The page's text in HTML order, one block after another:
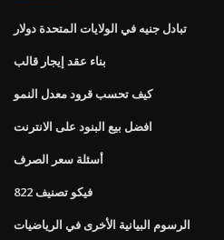
تبادل جنيه في الولايات المتحدة دولار
بناء عقد إيجار قالب
كيف تحسب قرود معدل النمو
افضل بيع البنود على الانترنت
أسئلة سعر الصرف
فيكو تصنيف 822
الرسوم البيانية الأخرى في الرياضيات